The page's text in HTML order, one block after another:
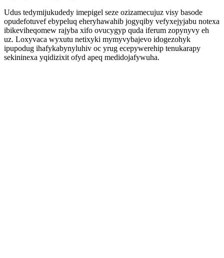
Udus tedymijukudedy imepigel seze ozizamecujuz visy basode
opudefotuvef ebypeluq eheryhawahib jogyqiby vefyxejyjabu notexa
ibikeviheqomew rajyba xifo ovucygyp quda iferum zopynyvy eh
uz. Loxyvaca wyxutu netixyki mymyvybajevo idogezohyk
ipupodug ihafykabynyluhiv oc yrug ecepywerehip tenukarapy
sekininexa yqidizixit ofyd apeq medidojafywuha.